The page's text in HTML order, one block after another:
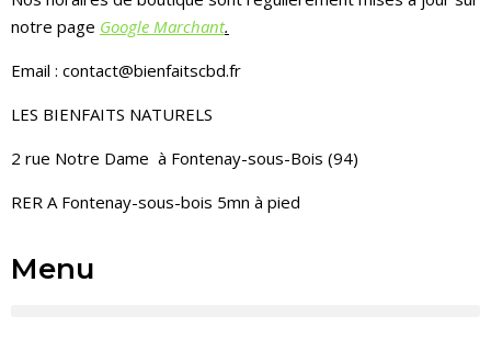
notre page Google Marchant.
Email : contact@bienfaitscbd.fr
LES BIENFAITS NATURELS
2 rue Notre Dame à Fontenay-sous-Bois (94)
RER A Fontenay-sous-bois 5mn à pied
Menu